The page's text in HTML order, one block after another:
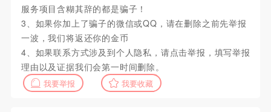
服务项目含糊其辞的都是骗子！
3、如果你加上了骗子的微信或QQ，请在删除之前先举报
一波，我们将返还你的金币
4、如果联系方式涉及到个人隐私，请点击举报，填写举报
理由以及证据我们会第一时间删除。
我要举报 我要收藏